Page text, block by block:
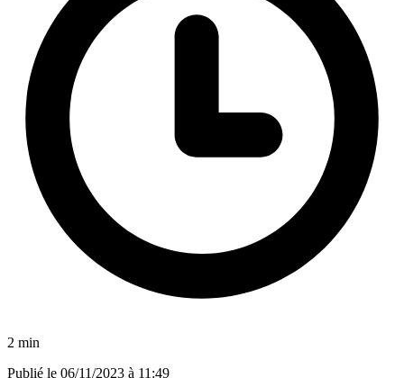
2 min
Publié le 06/11/2023 à 11:49